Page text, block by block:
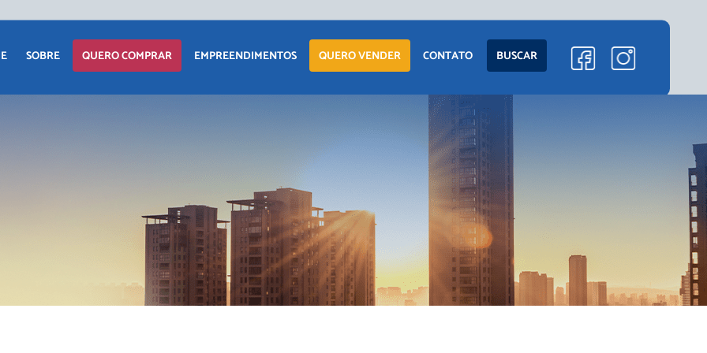
SOBRE QUERO COMPRAR EMPREENDIMENTOS
EM CONSTRUÇÃO
PRONTOS PARA
MORAR
COMERCIAIS
QUERO VENDER CONTATO BUSCAR
APARTAMENTO
CASA
COMERCIAIS
LANÇAMENTOS
EM CONSTRUÇÃO
PRONTOS PARA
MORAR
COMERCIAIS